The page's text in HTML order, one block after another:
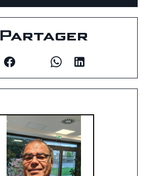
Partager